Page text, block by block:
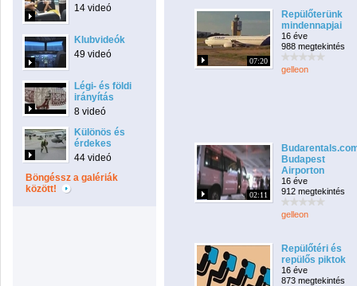
14 videó
Klubvideók
49 videó
Légi- és földi
irányítás
8 videó
Különös és
érdekes
44 videó
Böngéssz a galériák
között!
07:20
Repülőterünk
mindennapjai
16 éve
988 megtekintés
gelleon
02:11
Budapest
Airporton
16 éve
912 megtekintés
gelleon
Repülőtéri és
repülős piktok
16 éve
873 megtekintés